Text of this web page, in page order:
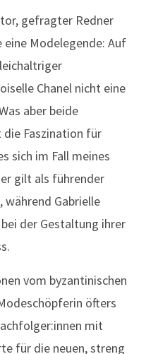
gefragter Redner
Modelegende: Auf
Chanel nicht eine
aber beide
Faszination für
sich im Fall meines
gilt als führender
während Gabrielle
der Gestaltung ihrer
vom byzantinischen
öfters
mit
für die neuen, streng